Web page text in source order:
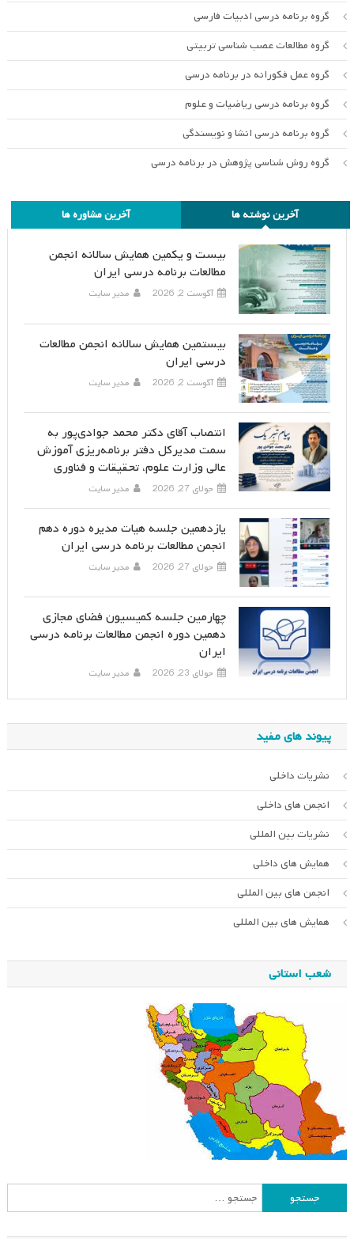
گروه برنامه درسی ادبیات فارسی
گروه مطالعات عصب شناسی تربیتی
گروه عمل فکورانه در برنامه درسی
گروه برنامه درسی ریاضیات و علوم
گروه برنامه درسی انشا و نویسندگی
گروه روش شناسی پژوهش در برنامه درسی
آخرین نوشته ها آخرین مشاوره ها
بیست و یکمین همایش سالانه انجمن
مطالعات برنامه درسی ایران
آگوست 2, 2026 مدیر سایت
بیستمین همایش سالانه انجمن مطالعات
درسی ایران
آگوست 2, 2026 مدیر سایت
انتصاب آقای دکتر محمد جوادی‌پور به
سمت مدیرکل دفتر برنامه‌ریزی آموزش
عالی وزارت علوم، تحقیقات و فناوری
جولای 27, 2026 مدیر سایت
یازدهمین جلسه هیات مدیره دوره دهم
انجمن مطالعات برنامه درسی ایران
جولای 27, 2026 مدیر سایت
چهارمین جلسه کمیسیون فضای مجازی
دهمین دوره انجمن مطالعات برنامه درسی
ایران
جولای 23, 2026 مدیر سایت
پیوند های مفید
نشریات داخلی
انجمن های داخلی
نشریات بین المللی
همایش های داخلی
انجمن های بین المللی
همایش های بین المللی
شعب استانی
جستجو
برای: